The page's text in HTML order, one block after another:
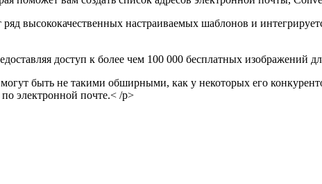
высококачественных настраиваемых шаблонов и
доступ к более чем 100 000 бесплатных изображений
быть не такими обширными, как у некоторых его
электронной почте.< /p>